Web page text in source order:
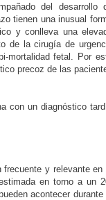
del desarrollo
tienen una inusual
y conlleva una
de la cirugía de
mortalidad fetal. Por
precoz de las
con un diagnóstico
frecuente y relevante en
en torno a un
acontecer durante